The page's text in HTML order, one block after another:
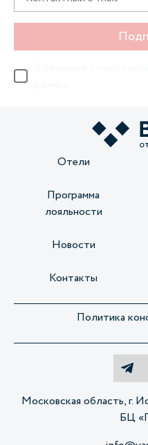
Отели
Программа
лояльности
Новости
Контакты
Политика
Московская область, г.
БЦ